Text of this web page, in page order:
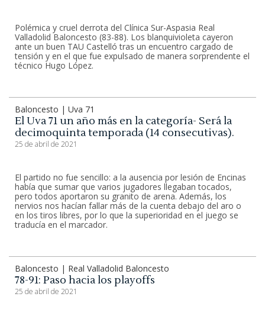
Polémica y cruel derrota del Clínica Sur-Aspasia Real
Valladolid Baloncesto (83-88). Los blanquivioleta cayeron
ante un buen TAU Castelló tras un encuentro cargado de
tensión y en el que fue expulsado de manera sorprendente el
técnico Hugo López.
Baloncesto | Uva 71
El Uva 71 un año más en la categoría- Será la
decimoquinta temporada (14 consecutivas).
25 de abril de 2021
El partido no fue sencillo: a la ausencia por lesión de Encinas
había que sumar que varios jugadores llegaban tocados,
pero todos aportaron su granito de arena. Además, los
nervios nos hacían fallar más de la cuenta debajo del aro o
en los tiros libres, por lo que la superioridad en el juego se
traducía en el marcador.
Baloncesto | Real Valladolid Baloncesto
78-91: Paso hacia los playoffs
25 de abril de 2021